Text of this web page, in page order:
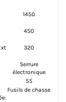
1450
450
320
Serrure
électronique
55
Fusils de chasse